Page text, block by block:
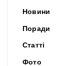
Новини
Поради
Статті
Фото